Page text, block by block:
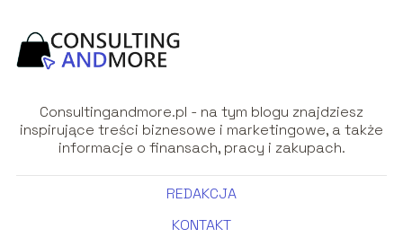
Consultingandmore.pl - na tym blogu znajdziesz
inspirujące treści biznesowe i marketingowe, a także
informacje o finansach, pracy i zakupach.
REDAKCJA
KONTAKT